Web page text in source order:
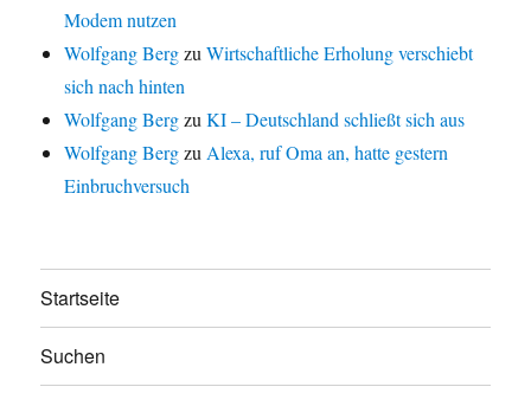
Modem nutzen
Wolfgang BergzuWirtschaftliche Erholung verschiebt
sich nach hinten
Wolfgang BergzuKI – Deutschland schließt sich aus
Wolfgang Bergzu Alexa, ruf Oma an, hatte gestern
Einbruchversuch
Startseite
Suchen